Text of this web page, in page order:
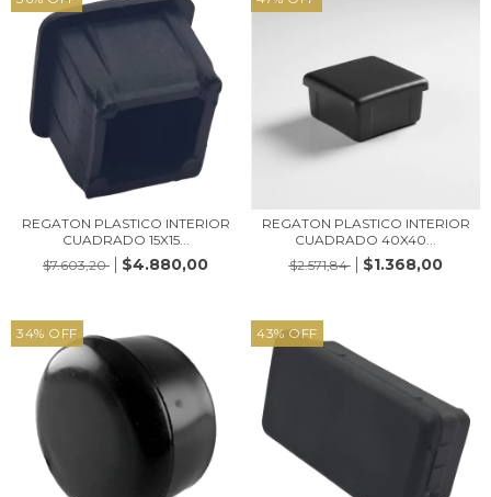
REGATON PLASTICO INTERIOR
CUADRADO 15X15...
$7.603,20
$4.880,00
REGATON PLASTICO INTERIOR
CUADRADO 40X40...
$2.571,84
$1.368,00
34% OFF 43% OFF